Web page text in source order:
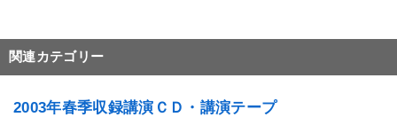
関連カテゴリー
2003年春季収録講演ＣＤ・講演テープ